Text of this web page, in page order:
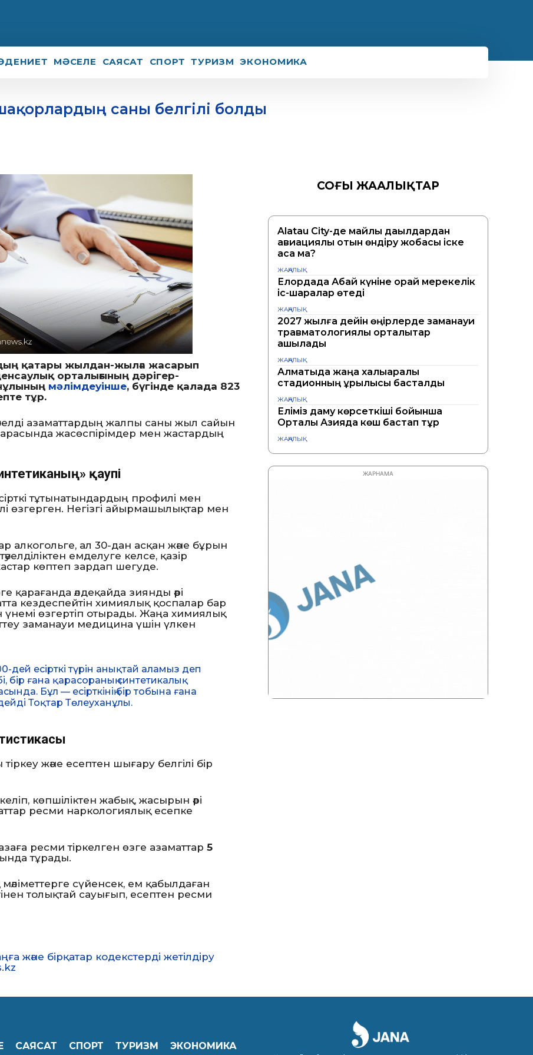
МӘСЕЛЕ САЯСАТ СПОРТ ТУРИЗМ ЭКОНОМИКА
саны белгілі болды
қатары жылдан-жылға жасарып
орталығының дәрігер-
мәлімдеуінше, бүгінде қалада 823
тұр.
азаматтардың жалпы саны жыл сайын
жасөспірімдер мен жастардың
қаупі
тұтынатындардың профилі мен
өзгерген. Негізгі айырмашылықтар мен
алкогольге, ал 30-дан асқан және бұрын
емделуге келсе, қазір
көптеп зардап шегуде.
қарағанда әлдеқайда зиянды әрі
кездеспейтін химиялық қоспалар бар
өзгертіп отырады. Жаңа химиялық
заманауи медицина үшін үлкен
дей есірткі түрін анықтай аламыз деп
бір ғана қарасораның синтетикалық
Бұл — есірткінің бір тобына ғана
Тоқтар Төлеуханұлы.
және есептен шығару белгілі бір
көпшіліктен жабық, жасырын әрі
ресми наркологиялық есепке
ресми тіркелген өзге азаматтар 5
тұрады.
сүйенсек, ем қабылдаған
толықтай сауығып, есептен ресми
және бірқатар кодекстерді жетілдіру
СОҢҒЫ ЖАҢАЛЫҚТАР
Alatau City-де майлы дақылдардан
авиациялық отын өндіру жобасы іске
аса ма?
ЖАҢАЛЫҚ
Елордада Абай күніне орай мерекелік
іс-шаралар өтеді
ЖАҢАЛЫҚ
2027 жылға дейін өңірлерде заманауи
травматологиялық орталықтар
ашылады
ЖАҢАЛЫҚ
Алматыда жаңа халықаралық
стадионның құрылысы басталды
ЖАҢАЛЫҚ
Еліміз даму көрсеткіші бойынша
Орталық Азияда көш бастап тұр
ЖАҢАЛЫҚ
ЖАРНАМА
САЯСАТ СПОРТ ТУРИЗМ ЭКОНОМИКА